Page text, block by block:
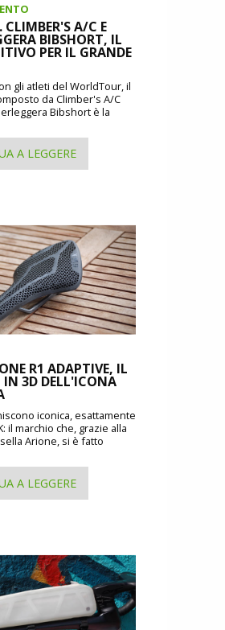
CLIMBER'S A/C E
BIBSHORT, IL
PER IL GRANDE
gli atleti del WorldTour, il
da Climber's A/C
Bibshort è la
A LEGGERE
R1 ADAPTIVE, IL
IN 3D DELL'ICONA
iconica, esattamente
il marchio che, grazie alla
Arione, si è fatto
A LEGGERE